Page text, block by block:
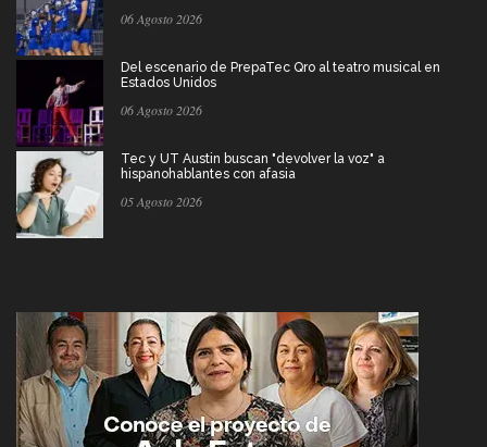
06 Agosto 2026
Del escenario de PrepaTec Qro al teatro musical en
Estados Unidos
06 Agosto 2026
Tec y UT Austin buscan "devolver la voz" a
hispanohablantes con afasia
05 Agosto 2026